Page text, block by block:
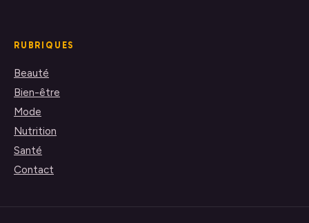
RUBRIQUES
Beauté
Bien-être
Mode
Nutrition
Santé
Contact